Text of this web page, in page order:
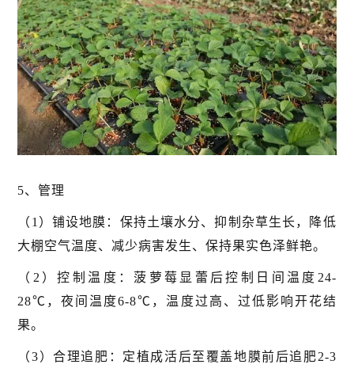
5、管理
（1）铺设地膜：保持土壤水分、抑制杂草生长，降低
大棚空气温度、减少病害发生、保持果实色泽鲜艳。
（2）控制温度：菠萝莓显蕾后控制日间温度24-
28℃，夜间温度6-8℃，温度过高、过低影响开花结
果。
（3）合理追肥：定植成活后至覆盖地膜前后追肥2-3